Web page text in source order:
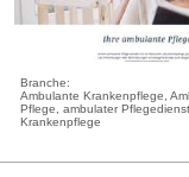
Branche:
Ambulante Krankenpflege,
Pflege, ambulater
Krankenpflege